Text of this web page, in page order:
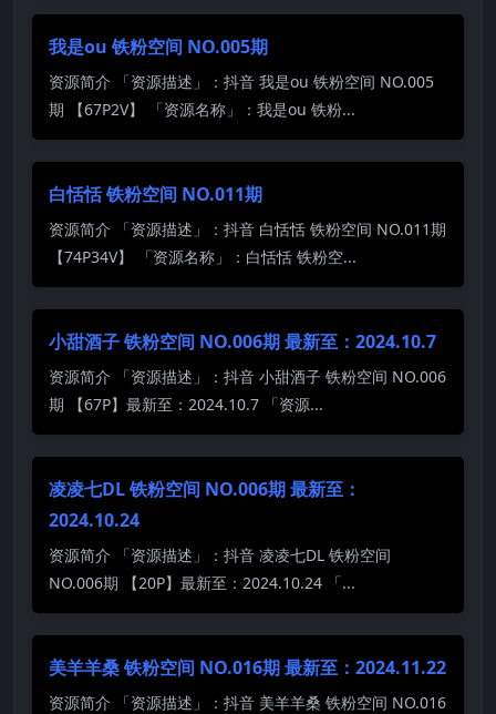
我是ou 铁粉空间 NO.005期
资源简介 「资源描述」：抖音 我是ou 铁粉空间 NO.005
期 【67P2V】 「资源名称」：我是ou 铁粉...
白恬恬 铁粉空间 NO.011期
资源简介 「资源描述」：抖音 白恬恬 铁粉空间 NO.011期
【74P34V】 「资源名称」：白恬恬 铁粉空...
小甜酒子 铁粉空间 NO.006期 最新至：2024.10.7
资源简介 「资源描述」：抖音 小甜酒子 铁粉空间 NO.006
期 【67P】最新至：2024.10.7 「资源...
凌凌七DL 铁粉空间 NO.006期 最新至：
2024.10.24
资源简介 「资源描述」：抖音 凌凌七DL 铁粉空间
NO.006期 【20P】最新至：2024.10.24 「...
美羊羊桑 铁粉空间 NO.016期 最新至：2024.11.22
资源简介 「资源描述」：抖音 美羊羊桑 铁粉空间 NO.016